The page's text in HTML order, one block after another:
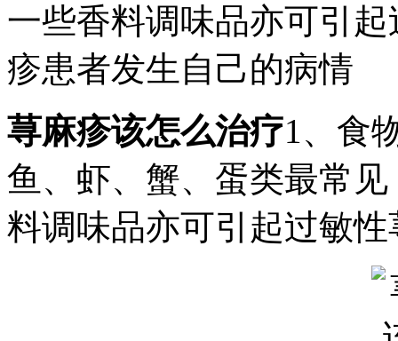
一些香料调味品亦可引
疹患者发生自己的病情
荨麻疹该怎么治疗1、食
鱼、虾、蟹、蛋类最常
料调味品亦可引起过敏